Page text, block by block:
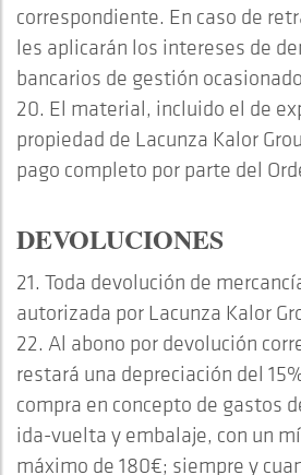
correspondiente. En caso de
les aplicarán los intereses de
bancarios de gestión
20. El material, incluido el de
propiedad de Lacunza Kalor
pago completo por parte del
DEVOLUCIONES
21. Toda devolución de
autorizada por Lacunza Kalor
22. Al abono por devolución
restará una depreciación del
compra en concepto de gastos
ida-vuelta y embalaje, con un
máximo de 180€; siempre y